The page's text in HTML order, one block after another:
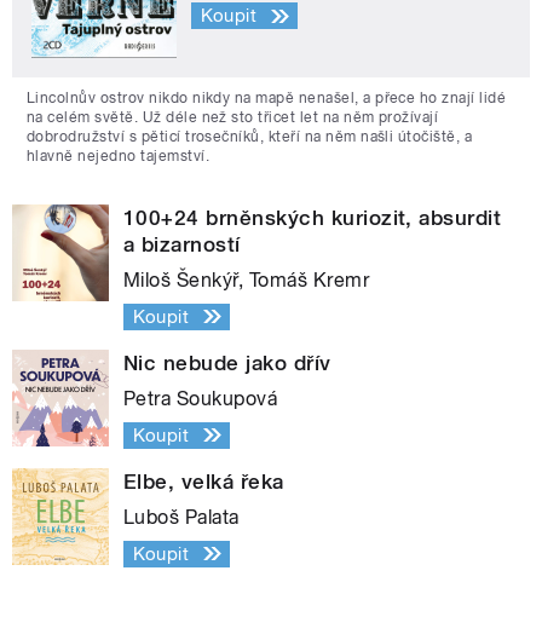
Koupit
Lincolnův ostrov nikdo nikdy na mapě nenašel, a přece ho znají lidé
na celém světě. Už déle než sto třicet let na něm prožívají
dobrodružství s pěticí trosečníků, kteří na něm našli útočiště, a
hlavně nejedno tajemství.
100+24 brněnských kuriozit, absurdit
a bizarností
Miloš Šenkýř, Tomáš Kremr
Koupit
Nic nebude jako dřív
Petra Soukupová
Koupit
Elbe, velká řeka
Luboš Palata
Koupit